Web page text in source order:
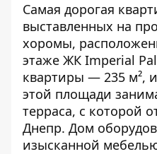
Самая дорогая
выставленных на
хоромы,
этаже ЖК Imperial
квартиры — 235 м²,
этой площади
терраса, с которой
Днепр. Дом
изысканной